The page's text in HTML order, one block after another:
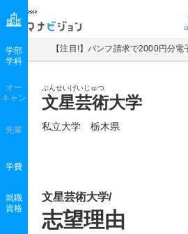
マナビジョン
【注目!】パンフ請求で2000円分電
ぶんせいげいじゅつ
文星芸術大学
私立大学 栃木県
学部
学科
オー
キャン
先輩
学費
就職
資格
文星芸術大学/
志望理由